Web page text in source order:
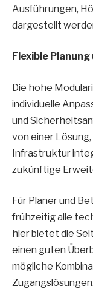
Ausführungen,
dargestellt
Flexible
Die hohe
individuelle
und
von einer
Infrastruktur
zukünftige
Für Planer und
frühzeitig alle
hier bietet die
einen guten
mögliche
Zugangslösungen.